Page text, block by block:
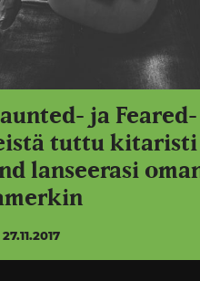
ja Feared-
tuttu kitaristi
lanseerasi
27.11.2017